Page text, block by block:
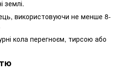
землі.
використовуючи не менше 8-
кола перегноєм, тирсою або